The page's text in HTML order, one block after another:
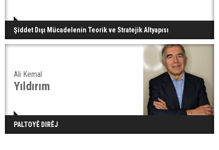
Şiddet Dışı Mücadelenin Teorik ve Stratejik Altyapısı
Ali Kemal
Yıldırım
PALTOYÊ DIRÊJ